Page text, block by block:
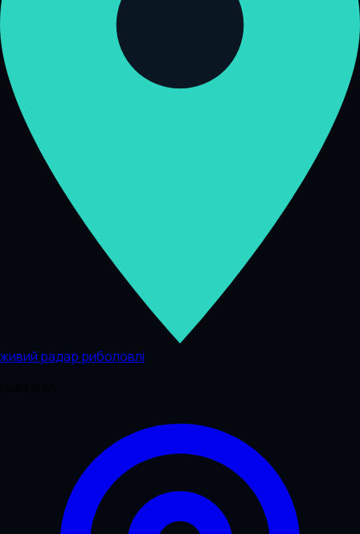
живий радар риболовлі